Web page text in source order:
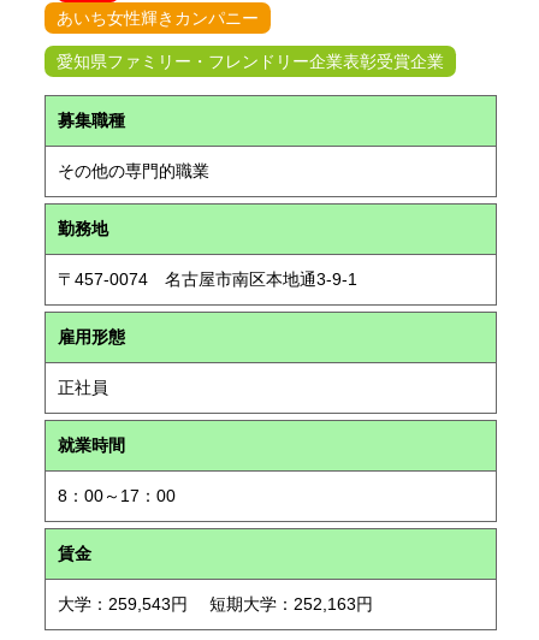
あいち女性輝きカンパニー
愛知県ファミリー・フレンドリー企業表彰受賞企業
募集職種
その他の専門的職業
勤務地
〒457-0074 名古屋市南区本地通3-9-1
雇用形態
正社員
就業時間
8：00～17：00
賃金
大学：259,543円 短期大学：252,163円